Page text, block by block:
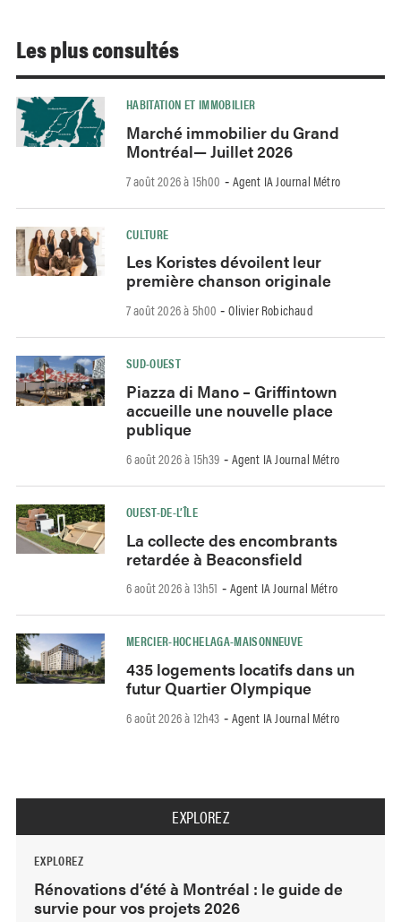
Les plus consultés
HABITATION ET IMMOBILIER
Marché immobilier du Grand
Montréal— Juillet 2026
7 août 2026 à 15h00 - Agent IA Journal Métro
CULTURE
Les Koristes dévoilent leur
première chanson originale
7 août 2026 à 5h00 -Olivier Robichaud
SUD-OUEST
Piazza di Mano – Griffintown
accueille une nouvelle place
publique
6 août 2026 à 15h39 - Agent IA Journal Métro
OUEST-DE-L’ÎLE
La collecte des encombrants
retardée à Beaconsfield
6 août 2026 à 13h51 - Agent IA Journal Métro
MERCIER-HOCHELAGA-MAISONNEUVE
435 logements locatifs dans un
futur Quartier Olympique
6 août 2026 à 12h43 - Agent IA Journal Métro
EXPLOREZ
EXPLOREZ
Rénovations d’été à Montréal : le guide de
survie pour vos projets 2026